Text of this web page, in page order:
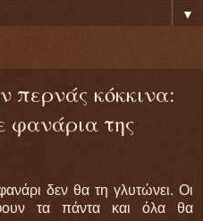
▼
περνάς κόκκινα:
φανάρια της
δεν θα τη γλυτώνει. Οι
τα πάντα και όλα θα